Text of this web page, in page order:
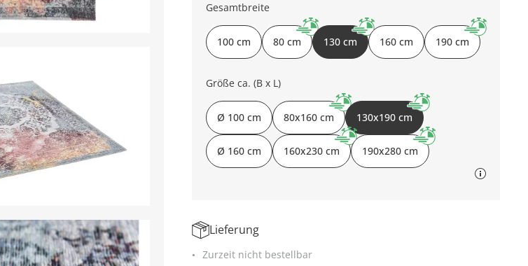
Gesamtbreite
100 cm 80 cm 130 cm 160 cm 190 cm
Größe ca. (B x L)
Ø 100 cm 80x160 cm 130x190 cm
Ø 160 cm 160x230 cm 190x280 cm
Lieferung
Zurzeit nicht bestellbar